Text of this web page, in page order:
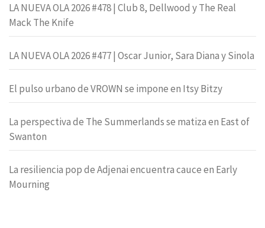
LA NUEVA OLA 2026 #478 | Club 8, Dellwood y The Real
Mack The Knife
LA NUEVA OLA 2026 #477 | Oscar Junior, Sara Diana y Sinola
El pulso urbano de VROWN se impone en Itsy Bitzy
La perspectiva de The Summerlands se matiza en East of
Swanton
La resiliencia pop de Adjenai encuentra cauce en Early
Mourning